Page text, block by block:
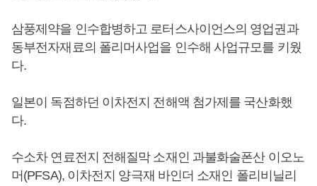
삼풍제약을 인수합병하고 로터스사이언스의 영업권과
동부전자재료의 폴리머사업을 인수해 사업규모를 키웠
다.
일본이 독점하던 이차전지 전해액 첨가제를 국산화했
다.
수소차 연료전지 전해질막 소재인 과불화술폰산 이오노
머(PFSA), 이차전지 양극재 바인더 소재인 폴리비닐리